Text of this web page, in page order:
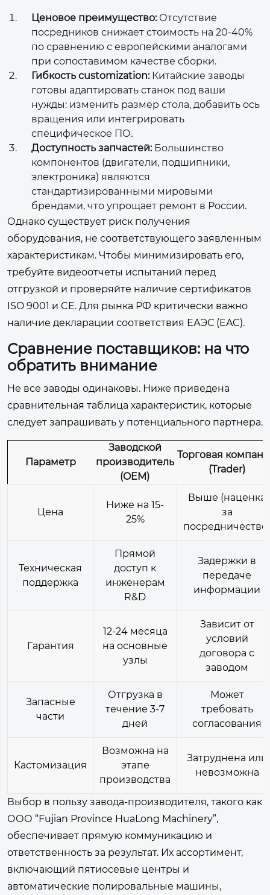
Ценовое преимущество:Отсутствие
посредников снижает стоимость на 20-40%
по сравнению с европейскими аналогами
при сопоставимом качестве сборки.
Гибкость customization:Китайские заводы
готовы адаптировать станок под ваши
нужды: изменить размер стола, добавить ось
вращения или интегрировать
специфическое ПО.
Доступность запчастей:Большинство
компонентов (двигатели, подшипники,
электроника) являются
стандартизированными мировыми
брендами, что упрощает ремонт в России.
Однако существует риск получения
оборудования, не соответствующего заявленным
характеристикам. Чтобы минимизировать его,
требуйте видеоотчеты испытаний перед
отгрузкой и проверяйте наличие сертификатов
ISO 9001 и CE. Для рынка РФ критически важно
наличие декларации соответствия ЕАЭС (EAC).
Сравнение поставщиков: на что
обратить внимание
Не все заводы одинаковы. Ниже приведена
сравнительная таблица характеристик, которые
следует запрашивать у потенциального партнера.
Параметр
Заводской
производитель
(OEM)
Торговая
(Trader)
Цена
Ниже на 15-
25%
Выше (наценка
за
посредничество)
Техническая
поддержка
Прямой
доступ к
инженерам
R&D
Задержки в
передаче
информации
Гарантия
12-24 месяца
на основные
узлы
Зависит от
условий
договора с
заводом
Запасные
части
Отгрузка в
течение 3-7
дней
Может
требовать
согласования
Кастомизация
Возможна на
этапе
производства
Затруднена или
невозможна
Выбор в пользу завода-производителя, такого как
ООО “Fujian Province HuaLong Machinery”,
обеспечивает прямую коммуникацию и
ответственность за результат. Их ассортимент,
включающий пятиосевые центры и
автоматические полировальные машины,